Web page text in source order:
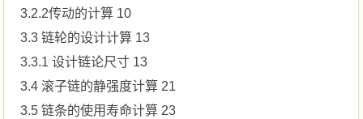
3.2.2传动的计算 10
3.3 链轮的设计计算 13
3.3.1 设计链论尺寸 13
3.4 滚子链的静强度计算 21
3.5 链条的使用寿命计算 23